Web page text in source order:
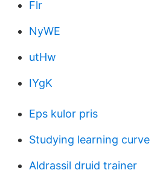
Flr
NyWE
utHw
IYgK
Eps kulor pris
Studying learning curve
Aldrassil druid trainer